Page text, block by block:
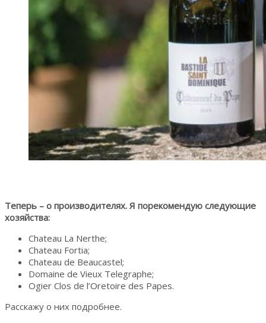
Теперь – о производителях. Я порекомендую следующие
хозяйства:
Chateau La Nerthe;
Chateau Fortia;
Chateau de Beaucastel;
Domaine de Vieux Telegraphe;
Ogier Clos de l’Oretoire des Papes.
Расскажу о них подробнее.